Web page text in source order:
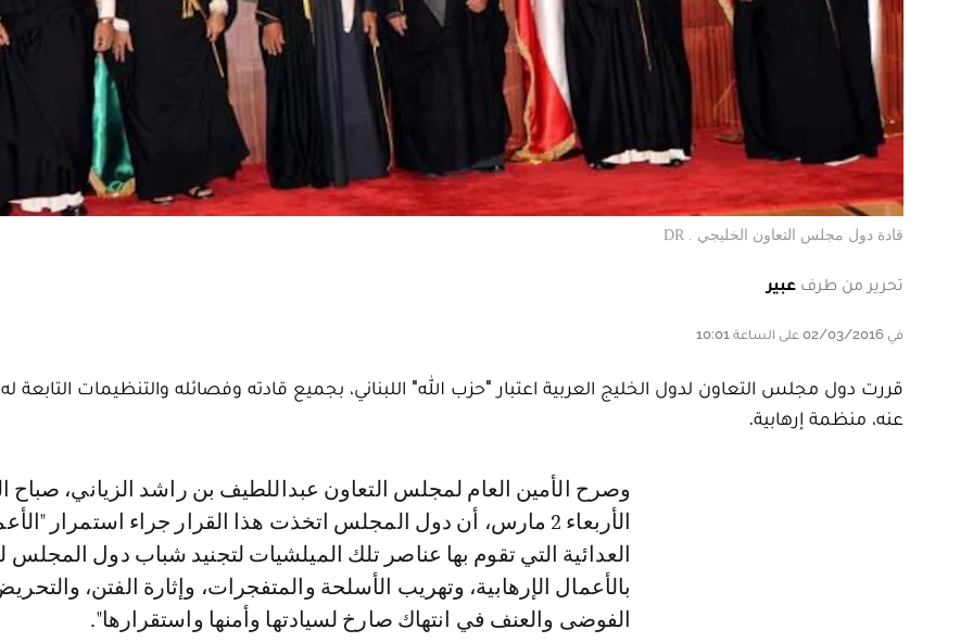
قادة دول مجلس التعاون الخليجي . DR
تحرير من طرف عبير
في 02/03/2016 على الساعة 10:01
قررت دول مجلس التعاون لدول الخليج العربية اعتبار "حزب الله" اللبناني، بجميع قادته وفصائله والتنظيمات التابعة له
عنه، منظمة إرهابية.
وصرح الأمين العام لمجلس التعاون عبداللطيف بن راشد الزياني، صباح اليوم
الأربعاء 2 مارس، أن دول المجلس اتخذت هذا القرار جراء استمرار
العدائية التي تقوم بها عناصر تلك الميلشيات لتجنيد شباب دول المجلس
بالأعمال الإرهابية، وتهريب الأسلحة والمتفجرات، وإثارة الفتن،
الفوضى والعنف في انتهاك صارخ لسيادتها وأمنها واستقرارها".